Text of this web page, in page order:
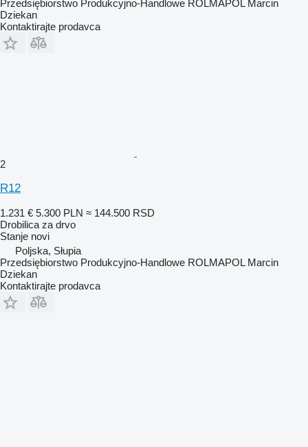
Przedsiębiorstwo Produkcyjno-Handlowe ROLMAPOL Marcin
Dziekan
Kontaktirajte prodavca
2
R12
1.231 € 5.300 PLN ≈ 144.500 RSD
Drobilica za drvo
Stanje novi
Poljska, Słupia
Przedsiębiorstwo Produkcyjno-Handlowe ROLMAPOL Marcin
Dziekan
Kontaktirajte prodavca